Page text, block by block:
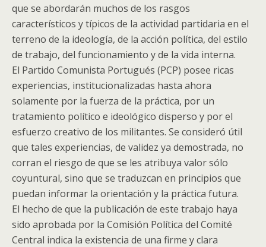
que se abordarán muchos de los rasgos
característicos y típicos de la actividad partidaria en el
terreno de la ideología, de la acción política, del estilo
de trabajo, del funcionamiento y de la vida interna.
El Partido Comunista Portugués (PCP) posee ricas
experiencias, institucionalizadas hasta ahora
solamente por la fuerza de la práctica, por un
tratamiento político e ideológico disperso y por el
esfuerzo creativo de los militantes. Se consideró útil
que tales experiencias, de validez ya demostrada, no
corran el riesgo de que se les atribuya valor sólo
coyuntural, sino que se traduzcan en principios que
puedan informar la orientación y la práctica futura.
El hecho de que la publicación de este trabajo haya
sido aprobada por la Comisión Política del Comité
Central indica la existencia de una firme y clara